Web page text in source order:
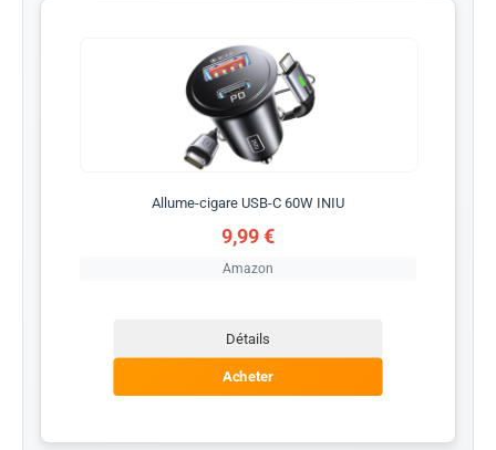
Allume-cigare USB-C 60W INIU
9,99 €
Amazon
Détails
Acheter